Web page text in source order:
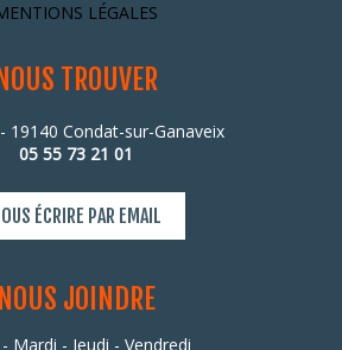
LÉGALES
NOUS TROUVER
19140 Condat-sur-Ganaveix
05 55 73 21 01
ÉCRIRE PAR EMAIL
NOUS JOINDRE
Mardi - Jeudi - Vendredi